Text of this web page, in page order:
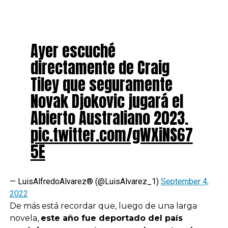
Ayer escuché
directamente de Craig
Tiley que seguramente
Novak Djokovic jugará el
Abierto Australiano 2023.
pic.twitter.com/gWXiNS67
5E
— LuisAlfredoAlvarez®️ (@LuisAlvarez_1) September 4,
2022
De más está recordar que, luego de una larga
novela, este año fue deportado del país